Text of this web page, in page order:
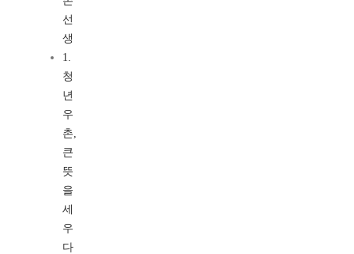
선
생
1.
청
년
우
촌,
큰
뜻
을
세
우
다